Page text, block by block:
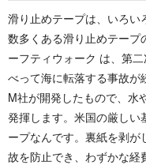
滑り止めテープは、いろい
数多くある滑り止めテー
ーフティウォーク は、第
べって海に転落する事故が
M社が開発したもので、水
発揮します。米国の厳しい
ープなんです。裏紙を剥
故を防止でき、わずかな経